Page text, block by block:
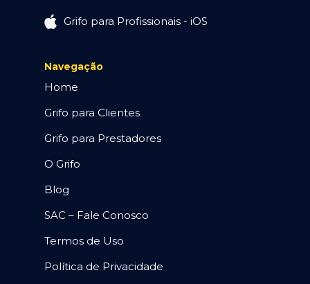
Grifo para Profissionais - iOS
Navegação
Home
Grifo para Clientes
Grifo para Prestadores
O Grifo
Blog
SAC – Fale Conosco
Termos de Uso
Política de Privacidade